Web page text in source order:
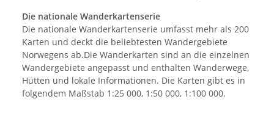
Die nationale Wanderkartenserie
Die nationale Wanderkartenserie umfasst mehr als 200
Karten und deckt die beliebtesten Wandergebiete
Norwegens ab.Die Wanderkarten sind an die einzelnen
Wandergebiete angepasst und enthalten Wanderwege,
Hütten und lokale Informationen. Die Karten gibt es in
folgendem Maßstab 1:25 000, 1:50 000, 1:100 000.